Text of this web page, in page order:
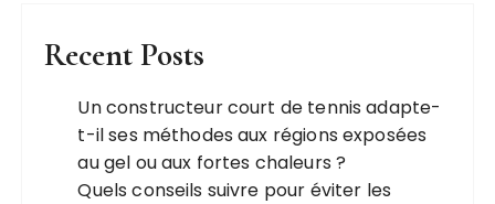
Recent Posts
Un constructeur court de tennis adapte-
t-il ses méthodes aux régions exposées
au gel ou aux fortes chaleurs ?
Quels conseils suivre pour éviter les